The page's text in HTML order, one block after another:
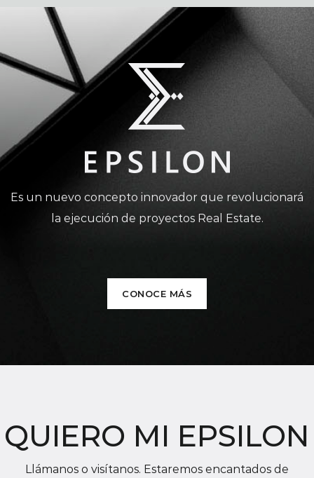
Es un nuevo concepto innovador que revolucionará
la ejecución de proyectos Real Estate.
CONOCE MÁS
QUIERO MI EPSILON
Llámanos o visítanos. Estaremos encantados de